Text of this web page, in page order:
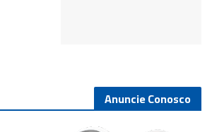
Anuncie Conosco